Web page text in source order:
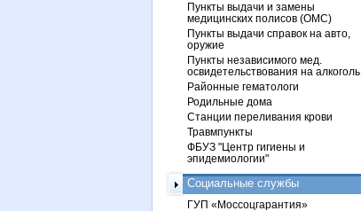
Пункты выдачи и замены
медицинских полисов (ОМС)
Пункты выдачи справок на авто,
оружие
Пункты независимого мед.
освидетельствования на алкоголь
Районные гематологи
Родильные дома
Станции переливания крови
Травмпункты
ФБУЗ "Центр гигиены и
эпидемиологии"
Социальные службы
ГУП «Моссоцгарантия»